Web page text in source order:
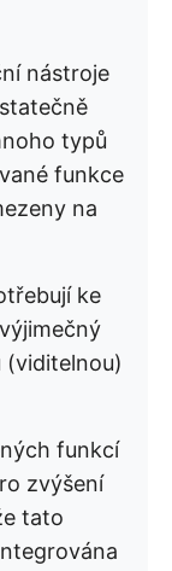
nástroje
typů
funkce
na
ke
(viditelnou)
funkcí
zvýšení
tato